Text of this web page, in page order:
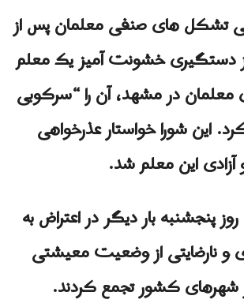
تشکل های صنفی معلمان پس از
از دستگیری خشونت آمیز یک معلم
معلمان در مشهد، آن را “سرکوبی
این شورا خواستار عذرخواهی
آزادی این معلم شد.
پنجشنبه بار دیگر در اعتراض به
و نارضایتی از وضعیت معیشتی
شهرهای کشور تجمع کردند.